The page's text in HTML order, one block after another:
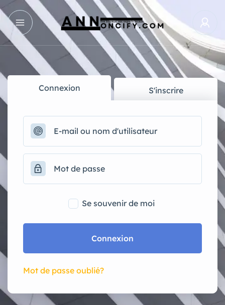
Connexion S'inscrire
Se souvenir de moi
Connexion
Mot de passe oublié?